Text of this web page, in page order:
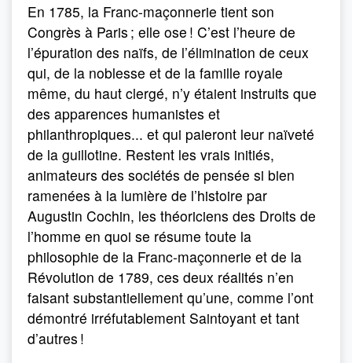
En 1785, la Franc-maçonnerie tient son
Congrès à Paris ; elle ose ! C’est l’heure de
l’épuration des naïfs, de l’élimination de ceux
qui, de la noblesse et de la famille royale
même, du haut clergé, n’y étaient instruits que
des apparences humanistes et
philanthropiques... et qui paieront leur naïveté
de la guillotine. Restent les vrais initiés,
animateurs des sociétés de pensée si bien
ramenées à la lumière de l’histoire par
Augustin Cochin, les théoriciens des Droits de
l’homme en quoi se résume toute la
philosophie de la Franc-maçonnerie et de la
Révolution de 1789, ces deux réalités n’en
faisant substantiellement qu’une, comme l’ont
démontré irréfutablement Saintoyant et tant
d’autres !